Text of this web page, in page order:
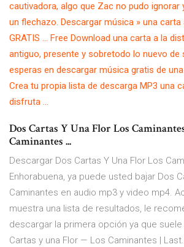
cautivadora, algo que Zac no pudo ignorar
un flechazo. Descargar música » una carta
GRATIS ... Free Download una carta a la
antiguo, presente y sobretodo lo nuevo de
esperas en descargar música gratis de
Crea tu propia lista de descarga MP3 una
disfruta …
Dos Cartas Y Una Flor Los
Caminantes ...
Descargar Dos Cartas Y Una Flor Los
Enhorabuena, ya puede usted bajar Dos
Caminantes en audio mp3 y video mp4.
muestra una lista de resultados, le
descargar la primera opción ya que
Cartas y una Flor — Los Caminantes |